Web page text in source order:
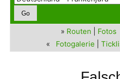
» Routen Fotos
« Fotogalerie